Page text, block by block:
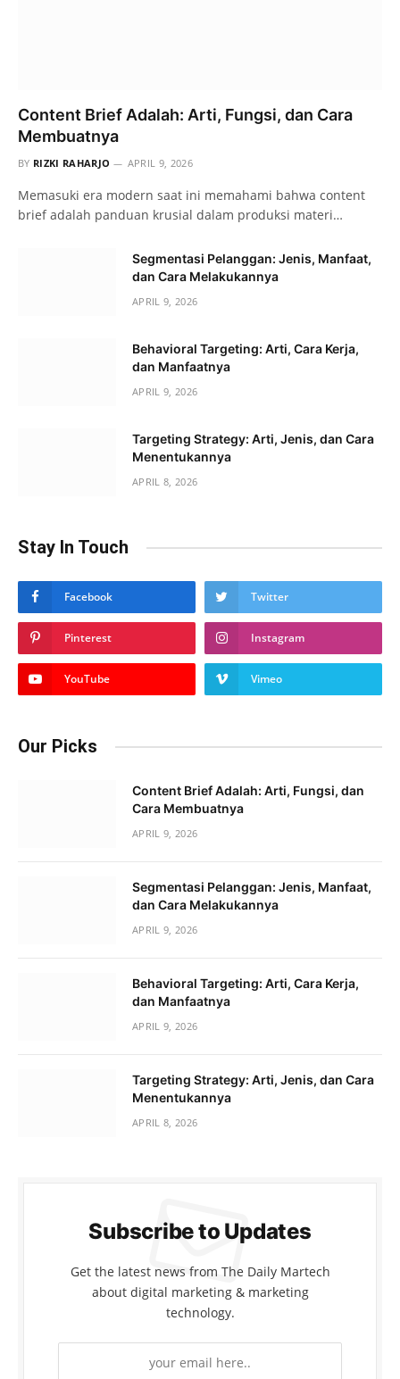
Content Brief Adalah: Arti, Fungsi, dan Cara
Membuatnya
BY RIZKI RAHARJO APRIL 9, 2026
Memasuki era modern saat ini memahami bahwa content
brief adalah panduan krusial dalam produksi materi…
Segmentasi Pelanggan: Jenis, Manfaat,
dan Cara Melakukannya
APRIL 9, 2026
Behavioral Targeting: Arti, Cara Kerja,
dan Manfaatnya
APRIL 9, 2026
Targeting Strategy: Arti, Jenis, dan Cara
Menentukannya
APRIL 8, 2026
Stay In Touch
Facebook Twitter
Pinterest Instagram
YouTube Vimeo
Our Picks
Content Brief Adalah: Arti, Fungsi, dan
Cara Membuatnya
APRIL 9, 2026
Segmentasi Pelanggan: Jenis, Manfaat,
dan Cara Melakukannya
APRIL 9, 2026
Behavioral Targeting: Arti, Cara Kerja,
dan Manfaatnya
APRIL 9, 2026
Targeting Strategy: Arti, Jenis, dan Cara
Menentukannya
APRIL 8, 2026
Subscribe to Updates
Get the latest news from The Daily Martech
about digital marketing & marketing
technology.